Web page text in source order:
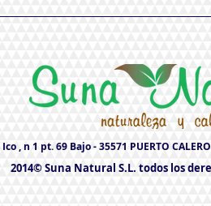
, n 1 pt. 69 Bajo - 35571 PUERTO
2014© Suna Natural S.L. todos los